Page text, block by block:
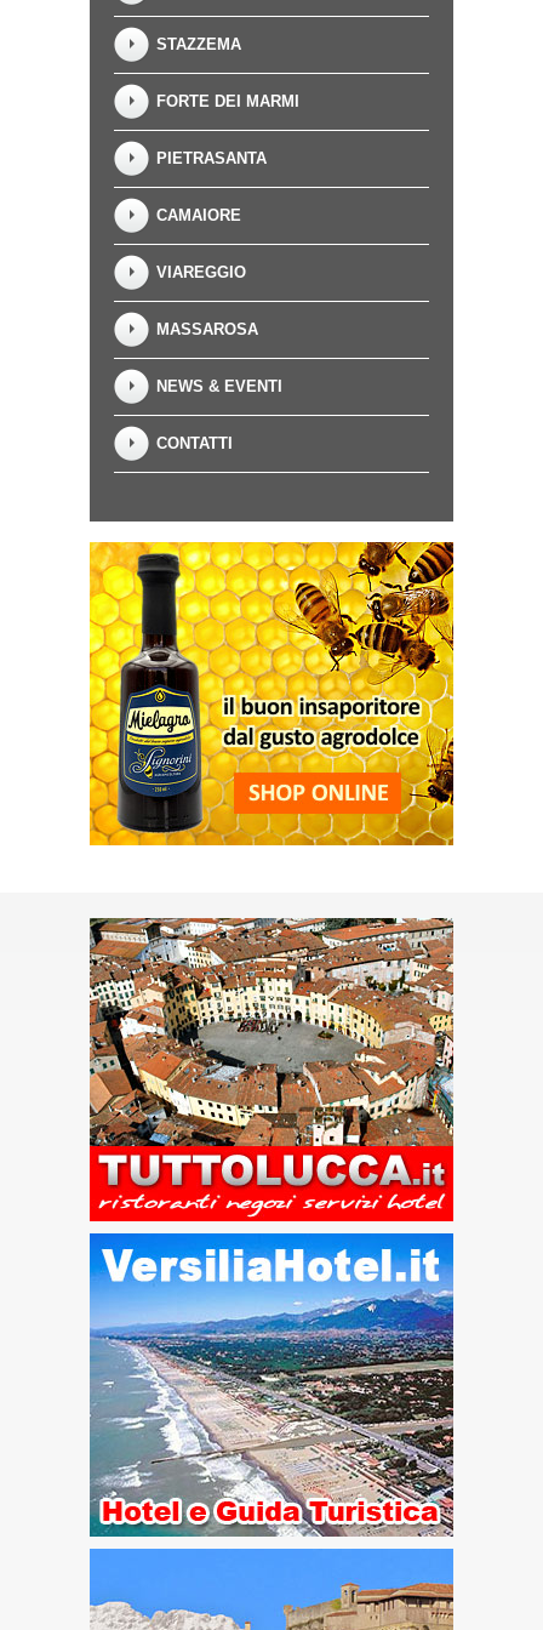
STAZZEMA
FORTE DEI MARMI
PIETRASANTA
CAMAIORE
VIAREGGIO
MASSAROSA
NEWS & EVENTI
CONTATTI